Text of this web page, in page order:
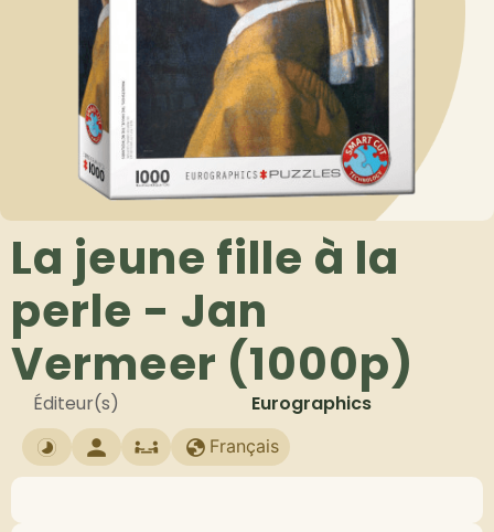
La jeune fille à la
perle - Jan
Vermeer (1000p)
Éditeur(s) Eurographics
Français